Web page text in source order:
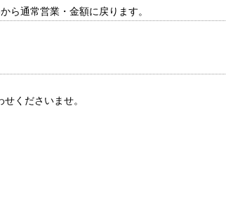
ら通常営業・金額に戻ります。
くださいませ。
00